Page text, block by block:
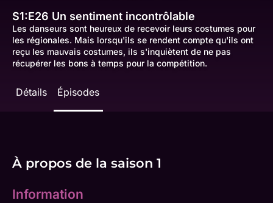
S1:E26 Un sentiment incontrôlable
Les danseurs sont heureux de recevoir leurs costumes pour
les régionales. Mais lorsqu'ils se rendent compte qu'ils ont
reçu les mauvais costumes, ils s'inquiètent de ne pas
récupérer les bons à temps pour la compétition.
Détails Épisodes
À propos de la saison 1
Information